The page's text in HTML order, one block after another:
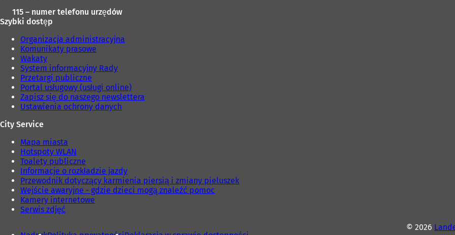
115 – numer telefonu urzędów
Szybki dostęp
Organizacja administracyjna
Komunikaty prasowe
Wakaty
System informacyjny Rady
Przetargi publiczne
Portal usługowy (usługi online)
Zapisz się do naszego newslettera
Ustawienia ochrony danych
City Service
Mapa miasta
Hotspoty WLAN
Toalety publiczne
Informacje o rozkładzie jazdy
Przewodnik dotyczący karmienia piersią i zmiany pieluszek
Wejście awaryjne - gdzie dzieci mogą znaleźć pomoc
Kamery internetowe
Serwis zdjęć
© 2026